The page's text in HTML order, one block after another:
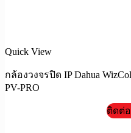
Quick View
กล้องวงจรปิด IP Dahua
PV-PRO
ติดต่